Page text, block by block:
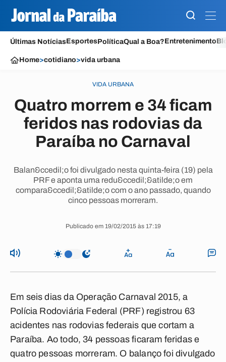
Últimas NotíciasEsportesPolíticaQual a Boa?Entretenimento
Home>cotidiano>vida urbana
VIDA URBANA
Quatro morrem e 34 ficam
feridos nas rodovias da
Paraíba no Carnaval
Balan&ccedil;o foi divulgado nesta quinta-feira (19) pela
PRF e aponta uma redu&ccedil;&atilde;o em
compara&ccedil;&atilde;o com o ano passado, quando
cinco pessoas morreram.
Publicado em 19/02/2015 às 17:19
Em seis dias da Operação Carnaval 2015, a
Polícia Rodoviária Federal (PRF) registrou 63
acidentes nas rodovias federais que cortam a
Paraíba. Ao todo, 34 pessoas ficaram feridas e
quatro pessoas morreram. O balanço foi divulgado